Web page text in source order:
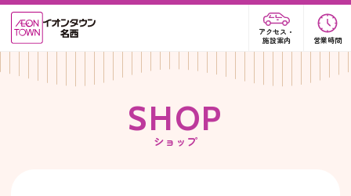
アクセス・
施設案内
営業時間
SHOP
ショップ